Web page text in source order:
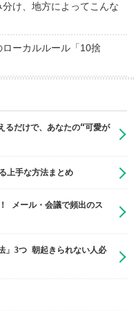
け、地方によってこんな
ーカルルール「10捨
るだけで、あなたの“可愛が
上手な方法まとめ
メール・会議で頻出のス
」3つ 朝起きられない人必